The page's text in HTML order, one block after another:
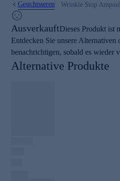
Gesichtsseren Wrinkle Stop
AusverkauftDieses Produkt ist
Entdecken Sie unsere Alternativen
benachrichtigen, sobald es wieder
Alternative Produkte